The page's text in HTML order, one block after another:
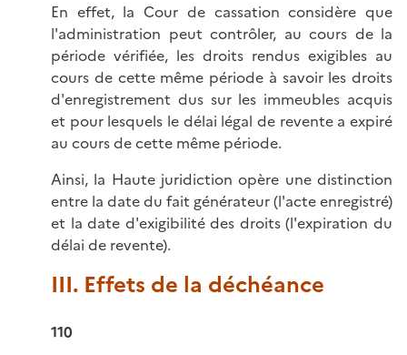
En effet, la Cour de cassation considère que
l'administration peut contrôler, au cours de la
période vérifiée, les droits rendus exigibles au
cours de cette même période à savoir les droits
d'enregistrement dus sur les immeubles acquis
et pour lesquels le délai légal de revente a expiré
au cours de cette même période.
Ainsi, la Haute juridiction opère une distinction
entre la date du fait générateur (l'acte enregistré)
et la date d'exigibilité des droits (l'expiration du
délai de revente).
III. Effets de la déchéance
110